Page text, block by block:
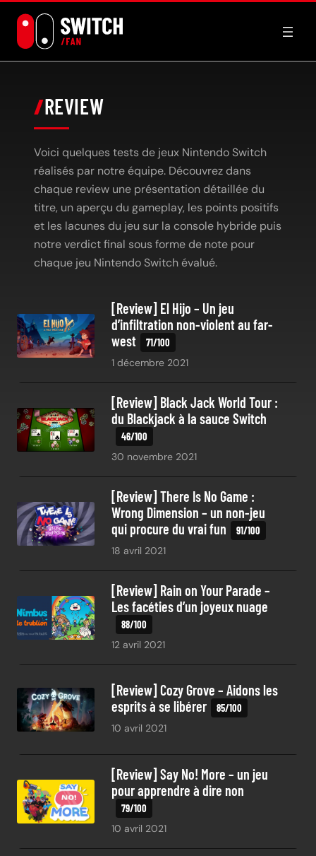
contenu
REVIEW
Voici quelques tests de jeux Nintendo Switch
réalisés par notre équipe. Découvrez dans
chaque review une présentation détaillée du
titre, un aperçu du gameplay, les points positifs
et les lacunes du jeu sur la console hybride puis
notre verdict final sous forme de note pour
chaque jeu Nintendo Switch évalué.
[Review] El Hijo – Un jeu
d’infiltration non-violent au far-
west
1 décembre 2021
[Review] Black Jack World Tour :
du Blackjack à la sauce Switch
30 novembre 2021
[Review] There Is No Game :
Wrong Dimension – un non-jeu
qui procure du vrai fun
18 avril 2021
[Review] Rain on Your Parade –
Les facéties d’un joyeux nuage
12 avril 2021
[Review] Cozy Grove – Aidons les
esprits à se libérer
10 avril 2021
[Review] Say No! More – un jeu
pour apprendre à dire non
10 avril 2021